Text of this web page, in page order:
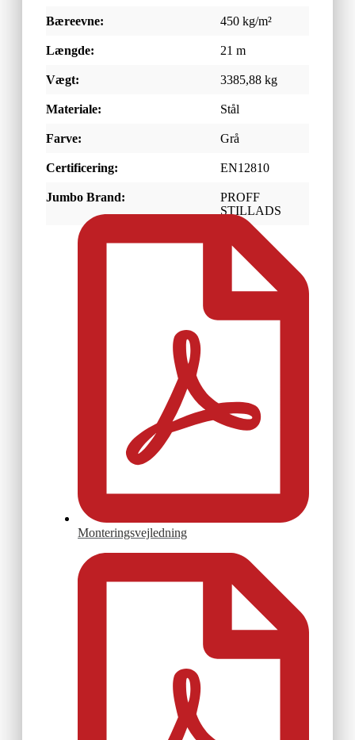
Bæreevne: 450 kg/m²
Længde: 21 m
Vægt: 3385,88 kg
Materiale: Stål
Farve: Grå
Certificering: EN12810
Jumbo Brand:
PROFF
STILLADS
Monteringsvejledning